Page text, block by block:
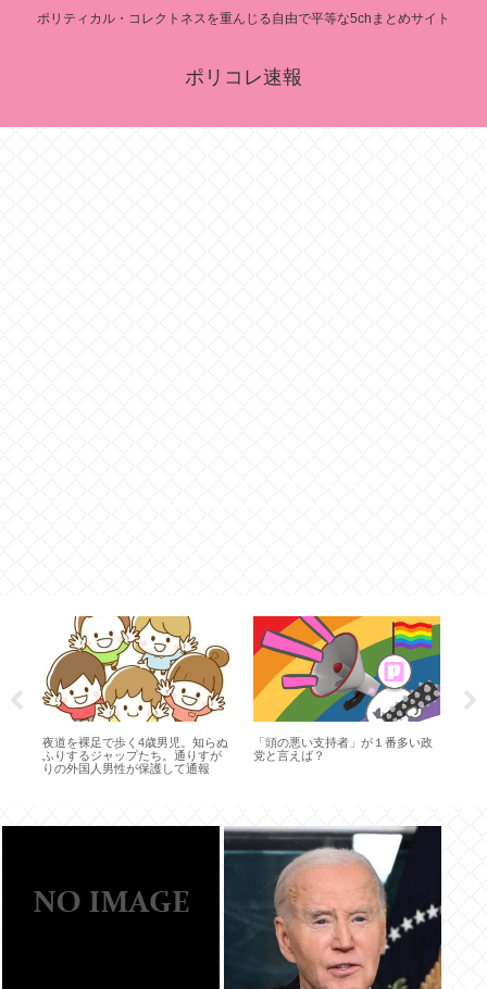
ポリティカル・コレクトネスを重んじる自由で平等な5chまとめサイト
ポリコレ速報
夜道を裸足で歩く4歳男児。知らぬ
ふりするジャップたち。通りすが
りの外国人男性が保護して通報
「頭の悪い支持者」が１番多い政
党と言えば？